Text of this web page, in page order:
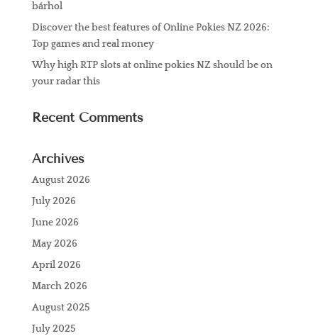
bárhol
Discover the best features of Online Pokies NZ 2026:
Top games and real money
Why high RTP slots at online pokies NZ should be on
your radar this
Recent Comments
Archives
August 2026
July 2026
June 2026
May 2026
April 2026
March 2026
August 2025
July 2025